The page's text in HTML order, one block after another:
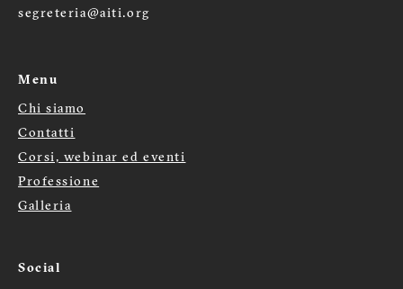
segreteria@aiti.org
Menu
Menù
footer
Chi siamo
Contatti
Corsi, webinar ed eventi
Professione
Galleria
Social